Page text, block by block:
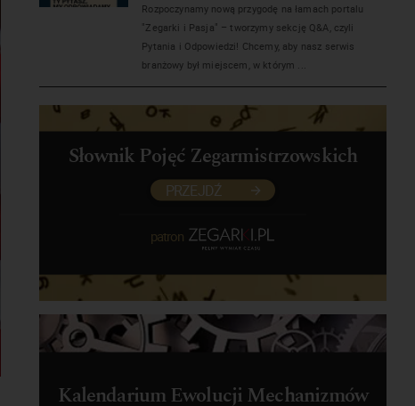
Rozpoczynamy nową przygodę na łamach portalu
"Zegarki i Pasja" – tworzymy sekcję Q&A, czyli
Pytania i Odpowiedzi! Chcemy, aby nasz serwis
branżowy był miejscem, w którym ...
Słownik Pojęć Zegarmistrzowskich
PRZEJDŹ
patron
Kalendarium Ewolucji Mechanizmów